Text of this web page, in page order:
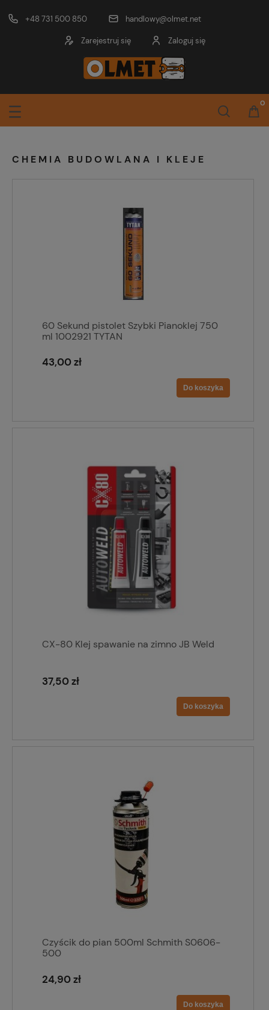
+48 731 500 850 handlowy@olmet.net
Zarejestruj się Zaloguj się
CHEMIA BUDOWLANA I KLEJE
60 Sekund pistolet Szybki Pianoklej 750
ml 1002921 TYTAN
43,00 zł
Do koszyka
CX-80 Klej spawanie na zimno JB Weld
37,50 zł
Do koszyka
Czyścik do pian 500ml Schmith S0606-
500
24,90 zł
Do koszyka